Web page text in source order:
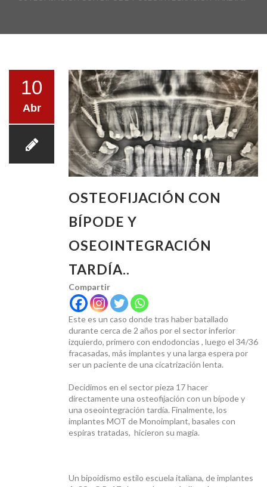
10
Abr
OSTEOFIJACIÓN CON
BÍPODE Y
OSEOINTEGRACIÓN
TARDÍA..
Compartir
Este es un caso donde tras haber batallado
durante cerca de 2 años por el sector inferior
izquierdo, primero con endodoncias , luego el 34/36
fracasadas, más implantes y una larga espera por
ser un paciente de una cicatrización lenta.
Decidimos en el sector pieza 17 hacer
directamente una osteofijación con un bípode y
una oseointegración tardía. Finalmente, los
implantes MOT de Monoimplant, basales con
espiras tratadas, hicieron su magia.
Un bipoidismo estilo escuela italiana, de implantes